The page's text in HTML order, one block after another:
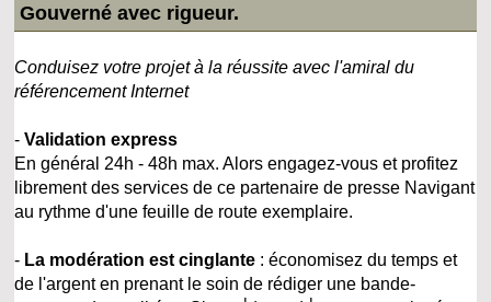
Gouverné avec rigueur.
Conduisez votre projet à la réussite avec l'amiral du
référencement Internet
-Validation express
En général 24h - 48h max. Alors engagez-vous et profitez
librement des services de ce partenaire de presse Navigant
au rythme d'une feuille de route exemplaire.
- La modération est cinglante : économisez du temps et
de l'argent en prenant le soin de rédiger une bande-